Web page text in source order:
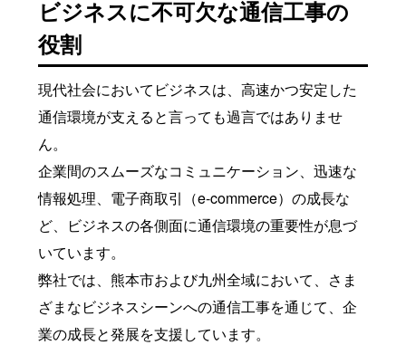
ビジネスに不可欠な通信工事の
役割
現代社会においてビジネスは、高速かつ安定した
通信環境が支えると言っても過言ではありませ
ん。
企業間のスムーズなコミュニケーション、迅速な
情報処理、電子商取引（e-commerce）の成長な
ど、ビジネスの各側面に通信環境の重要性が息づ
いています。
弊社では、熊本市および九州全域において、さま
ざまなビジネスシーンへの通信工事を通じて、企
業の成長と発展を支援しています。